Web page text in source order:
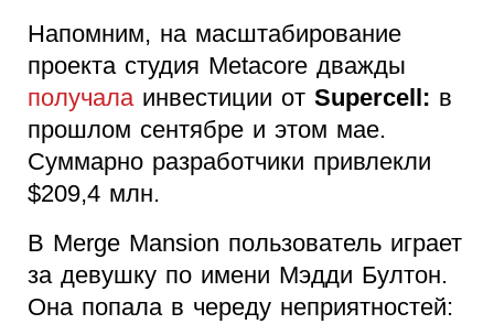
Напомним, на масштабирование
проекта студия Metacore дважды
получалаинвестиции от Supercell: в
прошлом сентябре и этом мае.
Суммарно разработчики привлекли
$209,4 млн.
В Merge Mansion пользователь играет
за девушку по имени Мэдди Бултон.
Она попала в череду неприятностей: